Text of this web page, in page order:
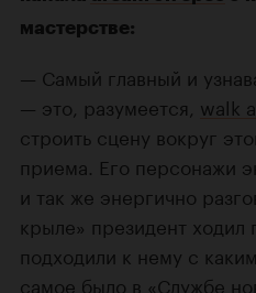
мастерстве:
— Самый главный и
— это, разумеется, walk
строить сцену вокруг
приема. Его персонажи
и так же энергично
крыле» президент
подходили к нему с
самое было в «Службе